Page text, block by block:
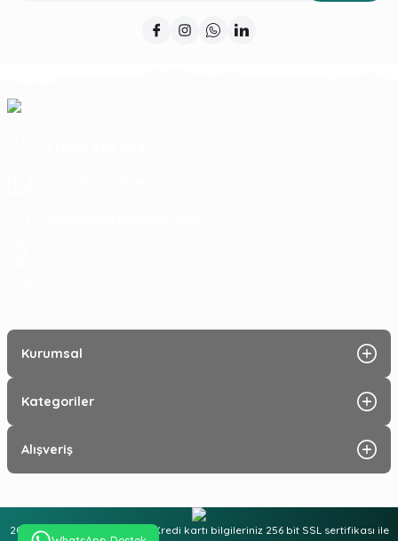
Kurumsal
Kategoriler
Alışveriş
2025 © Tüm hakları saklıdır. Kredi kartı bilgileriniz 256 bit SSL sertifikası ile